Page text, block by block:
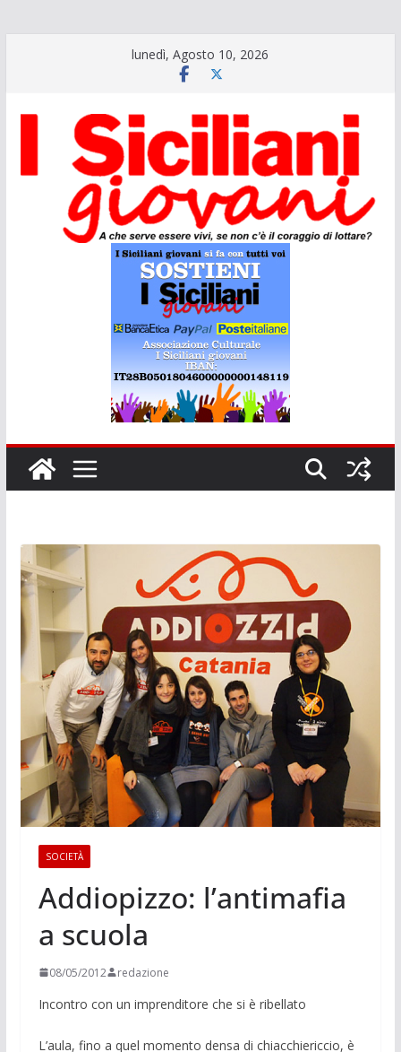
lunedì, Agosto 10, 2026
SOCIETÀ
Addiopizzo: l’antimafia
a scuola
08/05/2012 redazione
Incontro con un im­prenditore che si è ri­bellato
L’aula, fino a quel momento densa di chiacchiericcio, è